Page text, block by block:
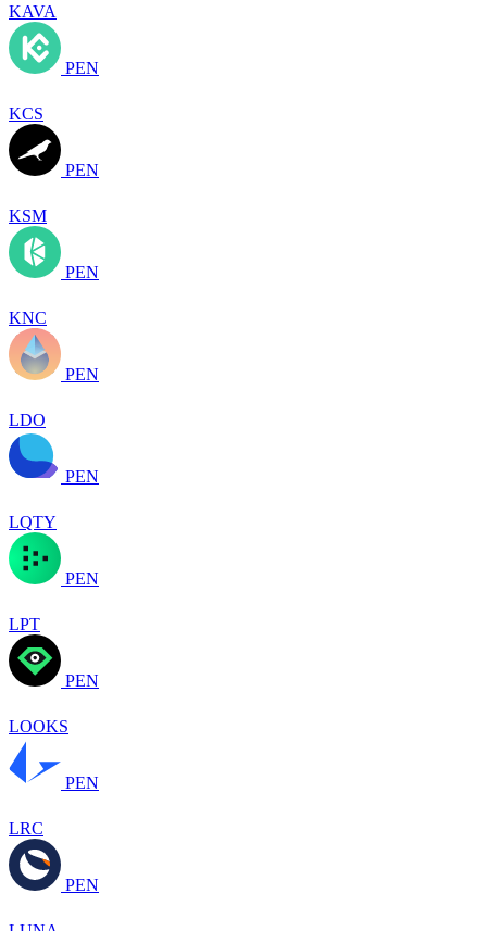
KAVA
PEN
KCS
PEN
KSM
PEN
KNC
PEN
LDO
PEN
LQTY
PEN
LPT
PEN
LOOKS
PEN
LRC
PEN